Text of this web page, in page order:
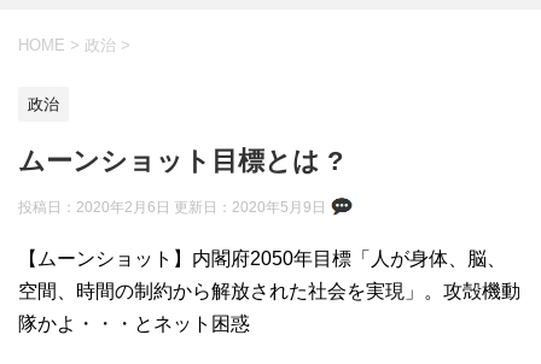
HOME > 政治 >
政治
ムーンショット目標とは ?
投稿日：2020年2月6日 更新日： 2020年5月9日
【ムーンショット】内閣府2050年目標「人が身体、脳、
空間、時間の制約から解放された社会を実現」。攻殻機動
隊かよ・・・とネット困惑